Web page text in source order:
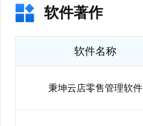
软件著作
软件名称
秉坤云店零售管理软件